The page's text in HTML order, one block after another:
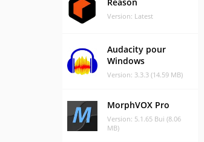
Version: Latest
Audacity pour
Windows
Version: 3.3.3 (14.59 MB)
MorphVOX Pro
Version: 5.1.65 Bui (8.06
MB)